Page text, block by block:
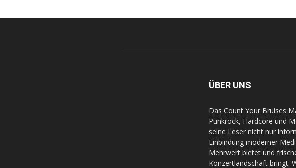
ÜBER UNS
Das Count Your Bruises
Punkrock, Hardcore und
seine Leser nicht nur
Einbindung moderner
Mehrwert bietet und
Konzertlandschaft bringt.